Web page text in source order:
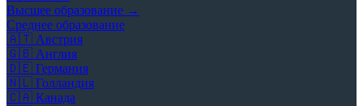
Высшее образование →
Среднее образование
🇦🇹 Австрия
🇬🇧 Англия
🇩🇪 Германия
🇳🇱 Голландия
🇨🇦 Канада